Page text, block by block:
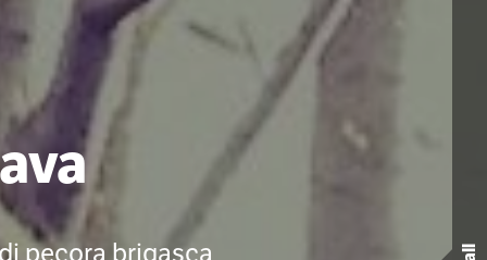
pecora brigasca